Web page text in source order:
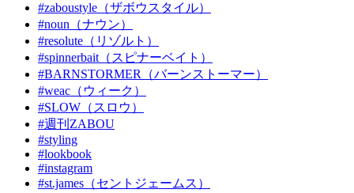
#zaboustyle（ザボウスタイル）
#noun（ナウン）
#resolute（リゾルト）
#spinnerbait（スピナーベイト）
#BARNSTORMER（バーンストーマー）
#weac（ウィーク）
#SLOW（スロウ）
#週刊ZABOU
#styling
#lookbook
#instagram
#st.james（セントジェームス）